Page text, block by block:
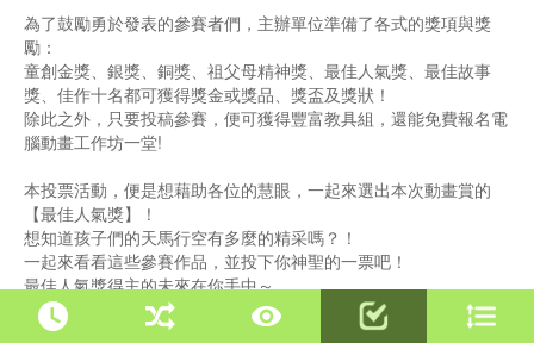
為了鼓勵勇於發表的參賽者們，主辦單位準備了各式的獎項與獎
勵：
童創金獎、銀獎、銅獎、祖父母精神獎、最佳人氣獎、最佳故事
獎、佳作十名都可獲得獎金或獎品、獎盃及獎狀！
除此之外，只要投稿參賽，便可獲得豐富教具組，還能免費報名電
腦動畫工作坊一堂!
本投票活動，便是想藉助各位的慧眼，一起來選出本次動畫賞的
【最佳人氣獎】！
想知道孩子們的天馬行空有多麼的精采嗎？！
一起來看看這些參賽作品，並投下你神聖的一票吧！
最佳人氣獎得主的未來在你手中～
投票辦法: